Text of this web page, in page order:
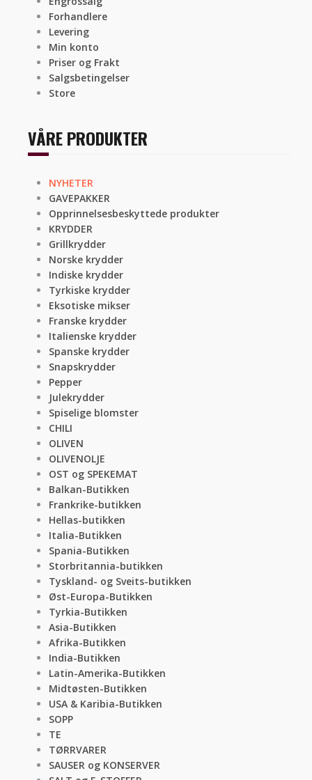
Forhandlere
Levering
Min konto
Priser og Frakt
Salgsbetingelser
Store
VÅRE PRODUKTER
NYHETER
GAVEPAKKER
Opprinnelsesbeskyttede produkter
KRYDDER
Grillkrydder
Norske krydder
Indiske krydder
Tyrkiske krydder
Eksotiske mikser
Franske krydder
Italienske krydder
Spanske krydder
Snapskrydder
Pepper
Julekrydder
Spiselige blomster
CHILI
OLIVEN
OLIVENOLJE
OST og SPEKEMAT
Balkan-Butikken
Frankrike-butikken
Hellas-butikken
Italia-Butikken
Spania-Butikken
Storbritannia-butikken
Tyskland- og Sveits-butikken
Øst-Europa-Butikken
Tyrkia-Butikken
Asia-Butikken
Afrika-Butikken
India-Butikken
Latin-Amerika-Butikken
Midtøsten-Butikken
USA & Karibia-Butikken
SOPP
TE
TØRRVARER
SAUSER og KONSERVER